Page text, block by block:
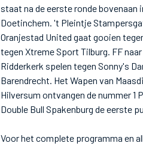
staat na de eerste ronde
Doetinchem. 't Pleintje
Oranjestad United gaat gooien
tegen Xtreme Sport Tilburg. FF
Ridderkerk spelen tegen Sonny's
Barendrecht. Het Wapen van
Hilversum ontvangen de nummer 1
Double Bull Spakenburg de eerste
Voor het complete programma en